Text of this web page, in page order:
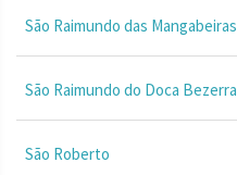
São Raimundo das Mangabeiras
São Raimundo do Doca Bezerra
São Roberto